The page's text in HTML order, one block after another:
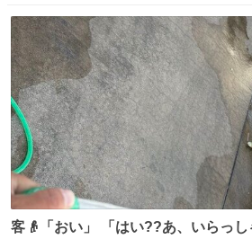
ト
数
数
客👴「おい」 「はい??あ、いらっしゃいませ」 👴「さっ